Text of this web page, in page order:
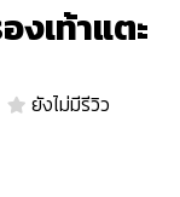
เท้าแตะ
ยังไม่มีรีวิว